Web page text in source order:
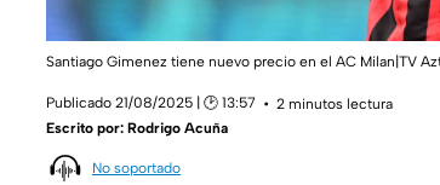
Santiago Gimenez tiene nuevo precio en el AC Milan|TV
Publicado 21/08/2025 | 🕑 13:57
2 minutos lectura
Escrito por: Rodrigo Acuña
No soportado